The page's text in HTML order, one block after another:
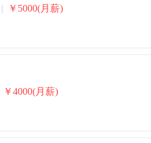
| ￥5000(月薪)
￥4000(月薪)